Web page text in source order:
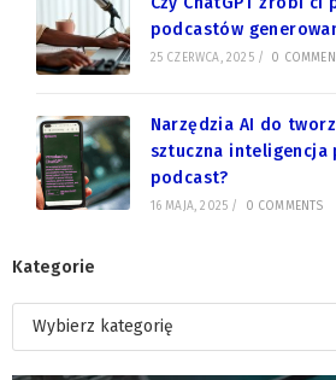
podcastów
25 CZERWCA, 2025 / 0
Narzędzia AI do
sztuczna inteligencja
podcast?
16 MAJA, 2025 / 0 COMMENTS
Kategorie